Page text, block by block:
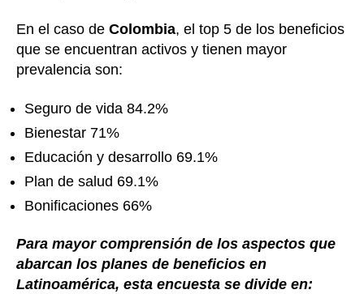
En el caso de Colombia, el top 5 de los beneficios
que se encuentran activos y tienen mayor
prevalencia son:
Seguro de vida 84.2%
Bienestar 71%
Educación y desarrollo 69.1%
Plan de salud 69.1%
Bonificaciones 66%
Para mayor comprensión de los aspectos que
abarcan los planes de beneficios en
Latinoamérica, esta encuesta se divide en: